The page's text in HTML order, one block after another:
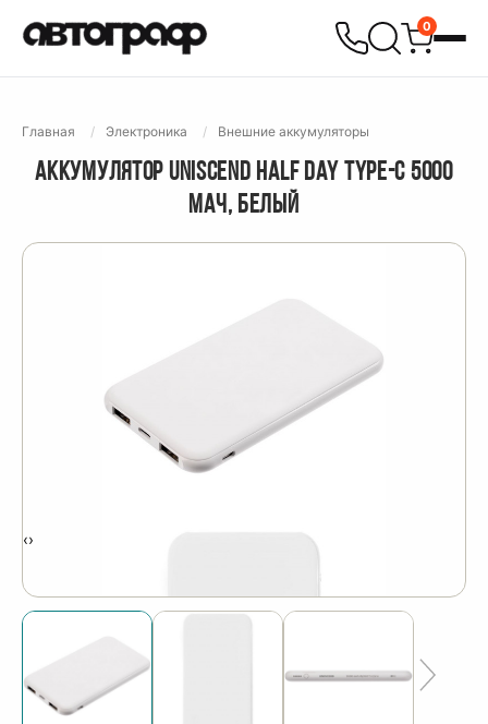
0
Главная Электроника Внешние аккумуляторы
АККУМУЛЯТОР UNISCEND HALF DAY TYPE-C 5000
МАЧ, БЕЛЫЙ
‹›